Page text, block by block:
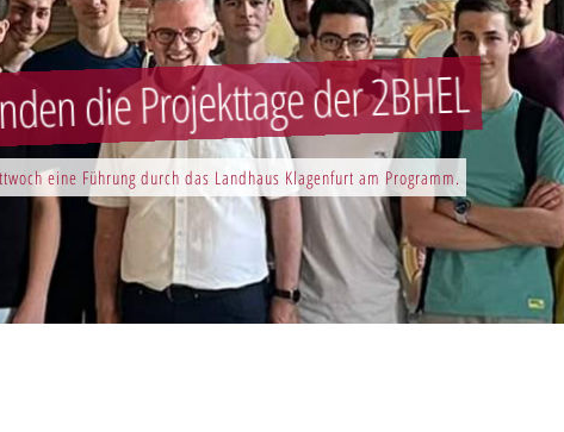
eine Führung durch das Landhaus Klagenfurt am Programm.
die Projekttage der 2BHEL